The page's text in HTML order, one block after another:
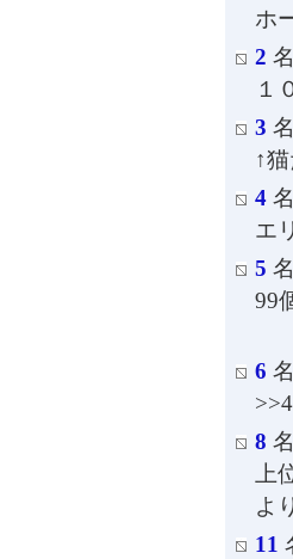
ホ
2
１
3
↑
4
エ
5
99
6
8
よ
11